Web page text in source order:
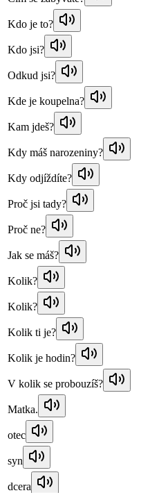
Kdo je to?
Kdo jsi?
Odkud jsi?
Kde je koupelna?
Kam jdeš?
Kdy máš narozeniny?
Kdy odjíždíte?
Proč jsi tady?
Proč ne?
Jak se máš?
Kolik?
Kolik?
Kolik ti je?
Kolik je hodin?
V kolik se probouzíš?
Matka.
otec
syn
dcera